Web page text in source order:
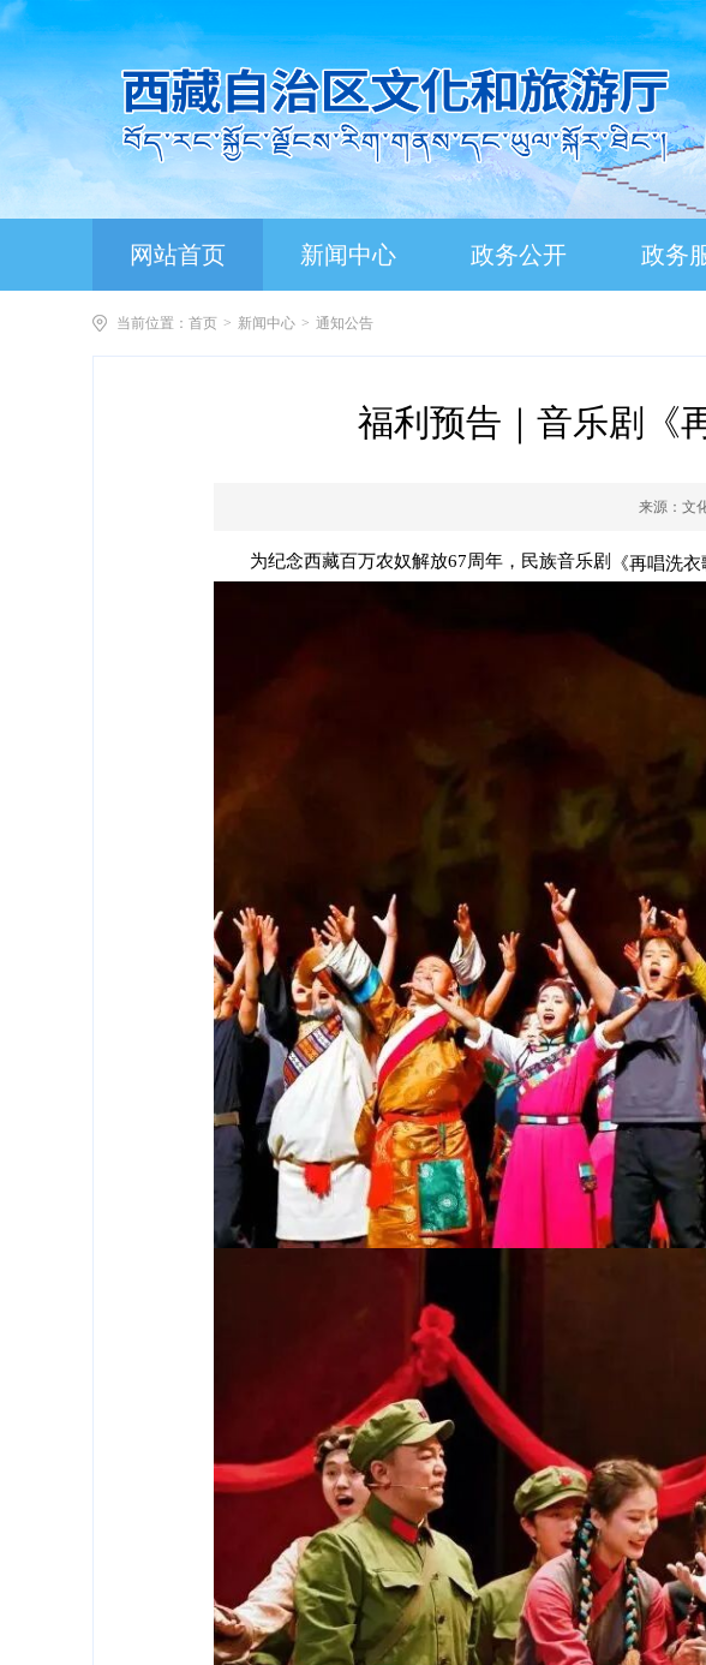
网站首页 新闻中心 政务公开 政务
当前位置： 首页 > 新闻中心 > 通知公告
福利预告｜音乐剧《
来源： 文
为纪念西藏百万农奴解放67周年，民族音乐剧 《再唱洗衣